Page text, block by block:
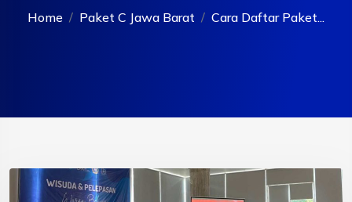
Home Paket C Jawa Barat Cara Daftar Paket...